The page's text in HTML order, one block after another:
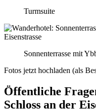
Turmsuite
Sonnenterrasse mit
Fotos jetzt hochladen (als
Öffentliche
Schloss an der